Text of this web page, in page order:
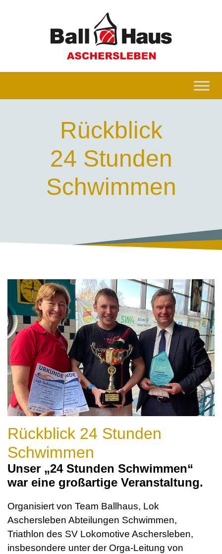
Rückblick
24 Stunden
Schwimmen
Rückblick 24 Stunden
Schwimmen
Unser „24 Stunden Schwimmen“
war eine großartige Veranstaltung.
Organisiert von Team Ballhaus, Lok
Aschersleben Abteilungen Schwimmen,
Triathlon des SV Lokomotive Aschersleben,
insbesondere unter der Orga-Leitung von